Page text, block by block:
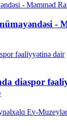
-
diaspor